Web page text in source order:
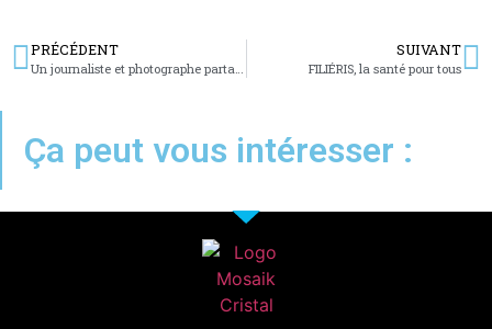
PRÉCÉDENT
Un journaliste et photographe partage son savoir aux plus jeunes
SUIVANT
FILIÉRIS, la santé pour tous
Ça peut vous intéresser :